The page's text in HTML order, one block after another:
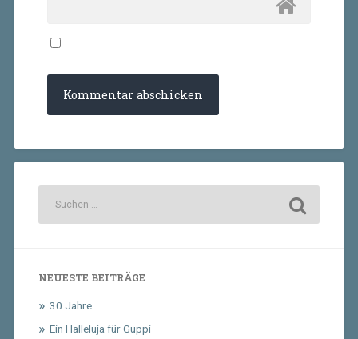
NEUESTE BEITRÄGE
30 Jahre
Ein Halleluja für Guppi